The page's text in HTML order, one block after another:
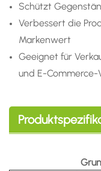
Schützt
Verbessert die
Markenwert
Geeignet für
und E-Commerce-